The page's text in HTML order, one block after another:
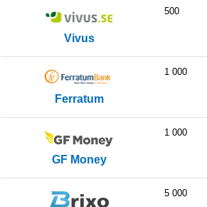
Vivus
500
Ferratum
1 000
GF Money
1 000
5 000